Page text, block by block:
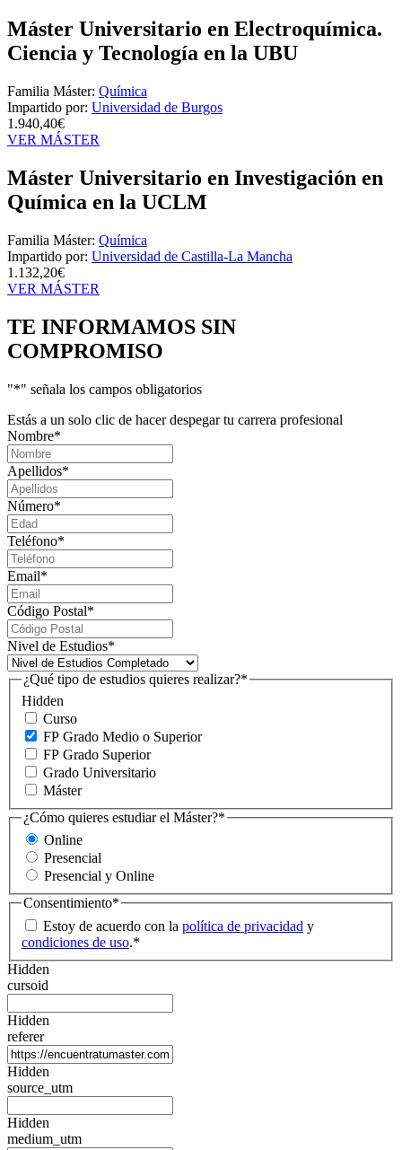
Máster Universitario en Electroquímica.
Ciencia y Tecnología en la UBU
Familia Máster: Química
Impartido por: Universidad de Burgos
1.940,40€
VER MÁSTER
Máster Universitario en Investigación en
Química en la UCLM
Familia Máster: Química
Impartido por: Universidad de Castilla-La Mancha
1.132,20€
VER MÁSTER
TE INFORMAMOS SIN
COMPROMISO
"*" señala los campos obligatorios
Estás a un solo clic de hacer despegar tu carrera profesional
Nombre*
Apellidos*
Número*
Teléfono*
Email*
Código Postal*
Nivel de Estudios*
Hidden
¿Qué tipo de estudios quieres realizar?*
Curso
FP Grado Medio o Superior
FP Grado Superior
Grado Universitario
Máster
¿Cómo quieres estudiar el Máster?*
Online
Presencial
Presencial y Online
Consentimiento*
Estoy de acuerdo con la política de privacidad y
condiciones de uso.*
Hidden
cursoid
Hidden
referer
Hidden
source_utm
Hidden
medium_utm